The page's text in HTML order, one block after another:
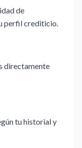
de
perfil crediticio.
directamente
tu historial y